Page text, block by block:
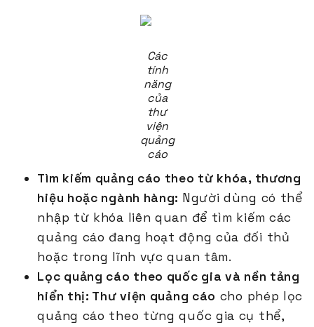
Các
tính
năng
của
thư
viện
quảng
cáo
Tìm kiếm quảng cáo theo từ khóa, thương
hiệu hoặc ngành hàng: Người dùng có thể
nhập từ khóa liên quan để tìm kiếm các
quảng cáo đang hoạt động của đối thủ
hoặc trong lĩnh vực quan tâm.
Lọc quảng cáo theo quốc gia và nền tảng
hiển thị: Thư viện quảng cáo cho phép lọc
quảng cáo theo từng quốc gia cụ thể,